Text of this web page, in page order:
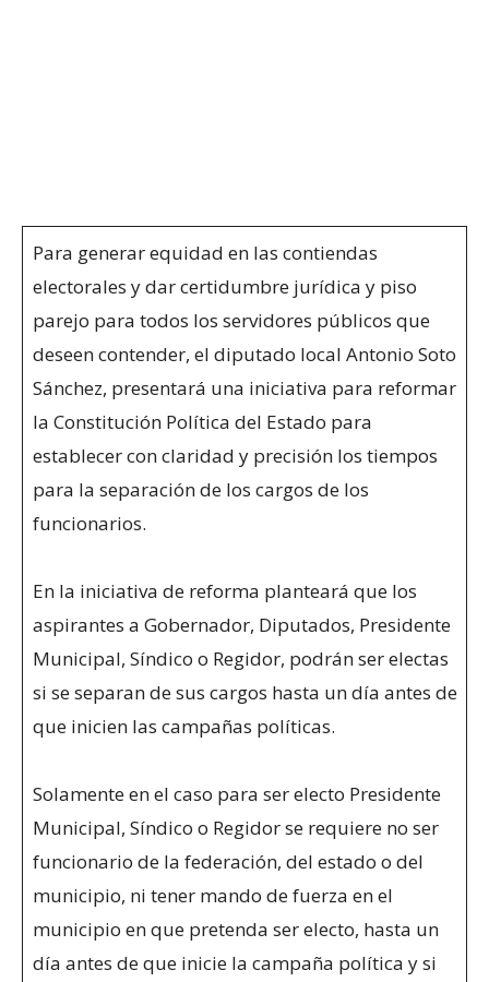
Para generar equidad en las contiendas
electorales y dar certidumbre jurídica y piso
parejo para todos los servidores públicos que
deseen contender, el diputado local Antonio Soto
Sánchez, presentará una iniciativa para reformar
la Constitución Política del Estado para
establecer con claridad y precisión los tiempos
para la separación de los cargos de los
funcionarios.
En la iniciativa de reforma planteará que los
aspirantes a Gobernador, Diputados, Presidente
Municipal, Síndico o Regidor, podrán ser electas
si se separan de sus cargos hasta un día antes de
que inicien las campañas políticas.
Solamente en el caso para ser electo Presidente
Municipal, Síndico o Regidor se requiere no ser
funcionario de la federación, del estado o del
municipio, ni tener mando de fuerza en el
municipio en que pretenda ser electo, hasta un
día antes de que inicie la campaña política y si